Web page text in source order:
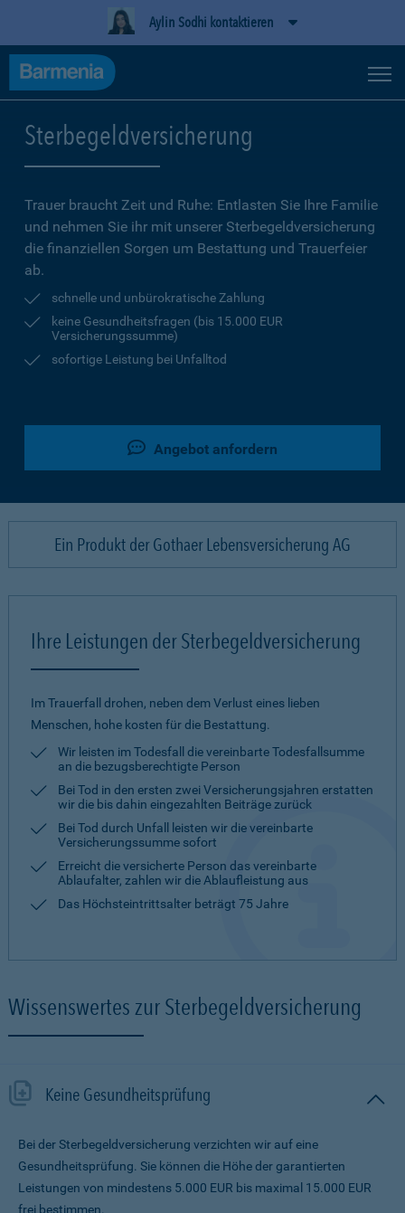
Aylin Sodhi kontaktieren
Sterbegeldversicherung
Trauer braucht Zeit und Ruhe: Entlasten Sie Ihre Familie
und nehmen Sie ihr mit unserer Sterbegeldversicherung
die finanziellen Sorgen um Bestattung und Trauerfeier
ab.
schnelle und unbürokratische Zahlung
keine Gesundheitsfragen (bis 15.000 EUR
Versicherungssumme)
sofortige Leistung bei Unfalltod
Angebot anfordern
Ein Produkt der Gothaer Lebensversicherung AG
Ihre Leistungen der Sterbegeldversicherung
Im Trauerfall drohen, neben dem Verlust eines lieben
Menschen, hohe kosten für die Bestattung.
Wir leisten im Todesfall die vereinbarte Todesfallsumme
an die bezugsberechtigte Person
Bei Tod in den ersten zwei Versicherungsjahren erstatten
wir die bis dahin eingezahlten Beiträge zurück
Bei Tod durch Unfall leisten wir die vereinbarte
Versicherungssumme sofort
Erreicht die versicherte Person das vereinbarte
Ablaufalter, zahlen wir die Ablaufleistung aus
Das Höchsteintrittsalter beträgt 75 Jahre
Wissenswertes zur Sterbegeldversicherung
Keine Gesundheitsprüfung
Bei der Sterbegeldversicherung verzichten wir auf eine
Gesundheitsprüfung. Sie können die Höhe der garantierten
Leistungen von mindestens 5.000 EUR bis maximal 15.000 EUR
frei bestimmen.